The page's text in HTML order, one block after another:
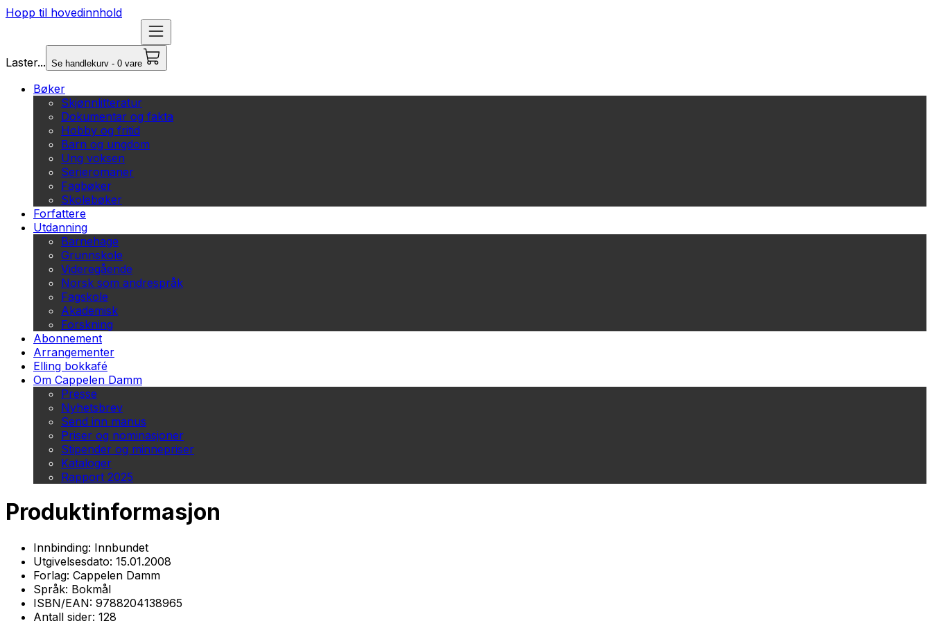
Hopp til hovedinnhold
Laster... Se handlekurv - 0 vare
Bøker
Skjønnlitteratur
Dokumentar og fakta
Hobby og fritid
Barn og ungdom
Ung voksen
Serieromaner
Fagbøker
Skolebøker
Forfattere
Utdanning
Barnehage
Grunnskole
Videregående
Norsk som andrespråk
Fagskole
Akademisk
Forskning
Abonnement
Arrangementer
Elling bokkafé
Om Cappelen Damm
Presse
Nyhetsbrev
Send inn manus
Priser og nominasjoner
Stipender og minnepriser
Kataloger
Rapport 2025
Produktinformasjon
Innbinding: Innbundet
Utgivelsesdato: 15.01.2008
Forlag: Cappelen Damm
Språk: Bokmål
ISBN/EAN: 9788204138965
Antall sider: 128